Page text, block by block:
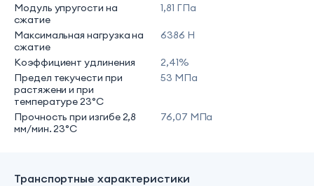
Модуль упругости на
сжатие
1,81 ГПа
Максимальная нагрузка на
сжатие
6386 Н
Коэффициент удлинения
2,41%
Предел текучести при
растяжени и при
температуре 23°С
53 МПа
Прочность при изгибе 2,8
мм/мин. 23°C
76,07 МПа
Транспортные характеристики